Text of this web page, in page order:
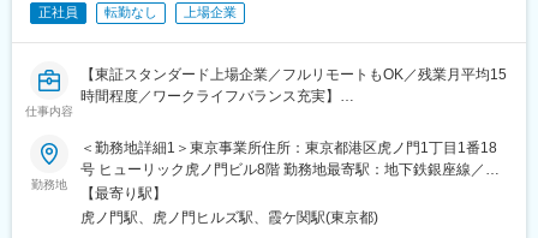
https://career.heiwado-recruit.jp/people/
変更の範囲：会社の定める業務
ネジメント研修等
売場担当⇒主任（売場責任者）へとステップアップ。入社半年～1
年で責任者へ昇格する者もおり年齢・社歴は関係ありません。意
アアップも可能です！
～少しでも当てはまる方は是非～
★地元が好きで地元に貢献したい方
★お客様に寄り添える仕事がしたい方
正社員 転勤なし 上場企業
仕事内容
【東証スタンダード上場企業／フルリモートもOK／残業月平均15
時間程度／ワークライフバランス充実】
■業務概要：
「なの花薬局」チェーンの運営・同社グループや加盟登録してい
る一般保険薬局等の医療機関に対し、医薬品調達から薬剤師研修
までの保険薬局運営支援サービスを提供する当社で、プロジェク
トマネージャー業務をお任せします。
勤務地
＜勤務地詳細1＞東京事業所住所：東京都港区虎ノ門1丁目1番18
号 ヒューリック虎ノ門ビル8階 勤務地最寄駅：地下鉄銀座線／虎
ノ門駅受動喫煙対策：屋内全面禁煙＜勤務地詳細2＞全国（ご自宅
からのフルリモート中心）住所：支社・支店／全国各地 受動喫煙
【最寄り駅】
虎ノ門駅、虎ノ門ヒルズ駅、霞ケ関駅(東京都)